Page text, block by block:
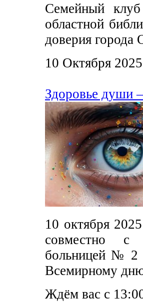
Семейный
областной
доверия города
10 Октября 2025
Здоровье души
10 октября
совместно с
больницей № 2
Всемирному дню
Ждём вас с